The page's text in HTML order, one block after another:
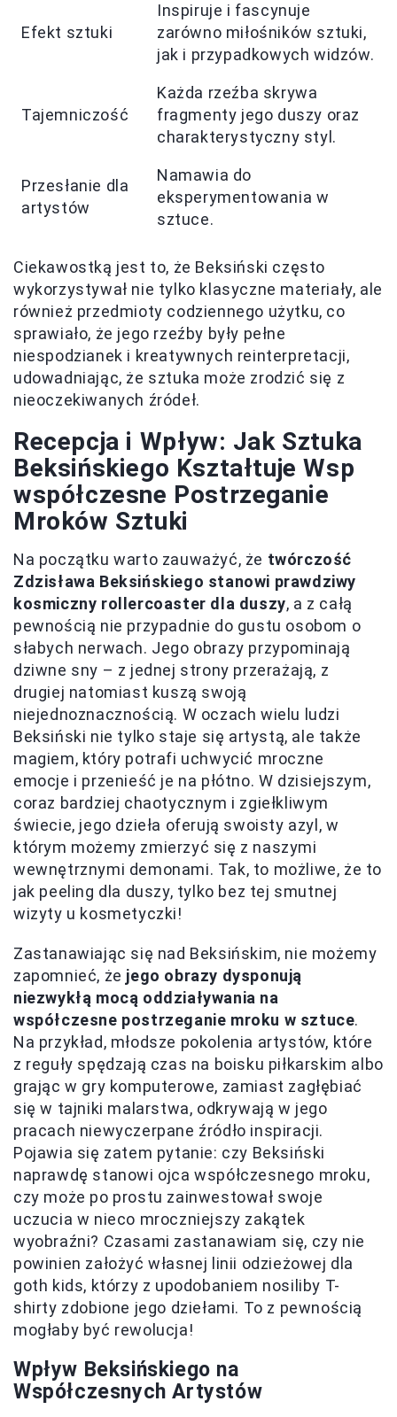
Efekt sztuki
Inspiruje i fascynuje
zarówno miłośników sztuki,
jak i przypadkowych widzów.
Tajemniczość
Każda rzeźba skrywa
fragmenty jego duszy oraz
charakterystyczny styl.
Przesłanie dla
artystów
Namawia do
eksperymentowania w
sztuce.
Ciekawostką jest to, że Beksiński często
wykorzystywał nie tylko klasyczne materiały, ale
również przedmioty codziennego użytku, co
sprawiało, że jego rzeźby były pełne
niespodzianek i kreatywnych reinterpretacji,
udowadniając, że sztuka może zrodzić się z
nieoczekiwanych źródeł.
Recepcja i Wpływ: Jak Sztuka
Beksińskiego Kształtuje Wsp
współczesne Postrzeganie
Mroków Sztuki
Na początku warto zauważyć, że twórczość
Zdzisława Beksińskiego stanowi prawdziwy
kosmiczny rollercoaster dla duszy, a z całą
pewnością nie przypadnie do gustu osobom o
słabych nerwach. Jego obrazy przypominają
dziwne sny – z jednej strony przerażają, z
drugiej natomiast kuszą swoją
niejednoznacznością. W oczach wielu ludzi
Beksiński nie tylko staje się artystą, ale także
magiem, który potrafi uchwycić mroczne
emocje i przenieść je na płótno. W dzisiejszym,
coraz bardziej chaotycznym i zgiełkliwym
świecie, jego dzieła oferują swoisty azyl, w
którym możemy zmierzyć się z naszymi
wewnętrznymi demonami. Tak, to możliwe, że to
jak peeling dla duszy, tylko bez tej smutnej
wizyty u kosmetyczki!
Zastanawiając się nad Beksińskim, nie możemy
zapomnieć, że jego obrazy dysponują
niezwykłą mocą oddziaływania na
współczesne postrzeganie mroku w sztuce.
Na przykład, młodsze pokolenia artystów, które
z reguły spędzają czas na boisku piłkarskim albo
grając w gry komputerowe, zamiast zagłębiać
się w tajniki malarstwa, odkrywają w jego
pracach niewyczerpane źródło inspiracji.
Pojawia się zatem pytanie: czy Beksiński
naprawdę stanowi ojca współczesnego mroku,
czy może po prostu zainwestował swoje
uczucia w nieco mroczniejszy zakątek
wyobraźni? Czasami zastanawiam się, czy nie
powinien założyć własnej linii odzieżowej dla
goth kids, którzy z upodobaniem nosiliby T-
shirty zdobione jego dziełami. To z pewnością
mogłaby być rewolucja!
Wpływ Beksińskiego na
Współczesnych Artystów